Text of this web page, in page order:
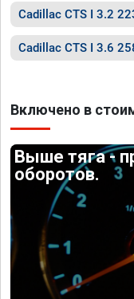
Cadillac CTS I 3.2
Cadillac CTS I 3.6
Включено в
Выше тяга -
оборотов.